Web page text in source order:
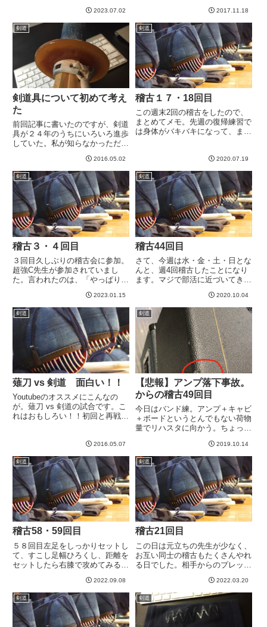
手権の会場で、自分のような一般
人が試合できるところではないと
おもってました。初戦、強豪とあ
たったのですが、チームは善
2023.07.02
がw2度と剣道などしないだろう
と思ってたのに、43になって四
段を受けにここにまた来るとは、
わからんもんですねー。3段ま
で...
2017.11.18
剣道
剣道具について初めて考え
た
前回記事に書いたのですが、剣道
具が２４年のうちにいろいろ進歩
していた。私が知らなかっただけ
んがw中学高校のころなんてどん
な道具使うのかというのは、当然
ながらほとんど意識してませんで
した。それどころじゃないとい
う...
2016.05.02
剣道
稽古１７・18回目
この週末2回の稽古をしたので、
まとめてメモ。先週の復帰練習で
は身体がバキバキになって、まじ
あのボロ雑巾感は出なくなりまし
たwさて、この二回の稽古は、自
分では進歩を感じました。先生
方...
2020.07.19
剣道
稽古３・４回目
３回目久しぶりの稽古会に参加。
超強C先生が参加されていまし
た。言われたのは、「やっぱり地
方になってしまう。一回、今日は
打たれてもいいと腹くくって、地
稽古でも基本と同じように打てる
ようになる練習してみるといい」
2023.01.15
剣道
稽古44回目
さて、今週は水・金・土・日とな
んと、週4回稽古したことになり
ます。マジで部活に近づいてき
するならば、それは夜の仕事関係
の会食がほぼなくなったことによ
り、平日夜の稽古にいける日が増
えたということですね。しかし週
４...
2020.10.04
剣道
薙刀 vs 剣道 面白い！！
Youtubeのオススメにこんなの
が。薙刀 vs 剣道の試合です。こ
れはおもしろい！！初回と再戦の
思います。まずは初戦から。薙刀
は竹刀（？）が長いだけでなく、
スネを打てるのが大きな...
2016.05.07
剣道
【悲報】アンプ落下事故。
からの稽古49回目
今日はバンド練。アンプ＋キャビ
＋ボードというとんでもない荷物
量でリハスタに向かう。ちょっと
ょっと横着した。その時、道の凹
凸で荷台がつっかかる。つっかか
った反動で・・・・・・荷台の上
のキャビの上のアンプがぐら
っ・...
2019.10.14
剣道
稽古58・59回目
５８回目左足をしっかりセットし
て、すこし足幅ひろくし、距離を
セットしたら右膝で攻めてみる感
出してしまうと足幅がどんどん広
くなってしまうので、この右膝で
わずかに身体が前に出る感じを見
せるのは割といいなと思いまし
た...
2022.09.08
剣道
稽古21回目
この日は元立ちの先生が少なく、
お互い同士の稽古もたくさんやれ
る日でした。相手からのプレッシ
は右膝を曲げて逃すようなクセが
あることに気づいたので、これを
やめようという意識で稽古してい
ました。膝を曲げてしまうと、
次...
2022.03.20
剣道 剣道